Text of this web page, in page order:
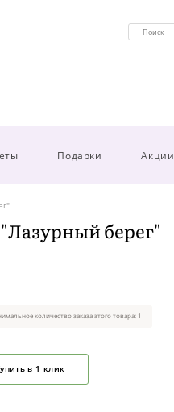
Подарки Акции
берег"
количество заказа этого товара: 1
в 1 клик